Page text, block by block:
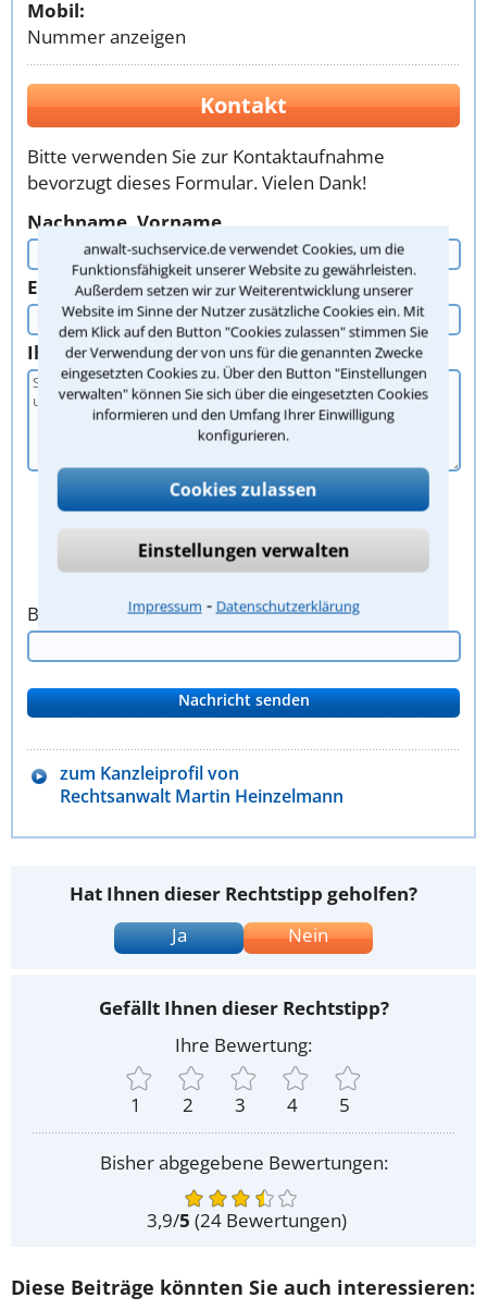
anwalt-suchservice.de verwendet Cookies, um die
Funktionsfähigkeit unserer Website zu gewährleisten.
Außerdem setzen wir zur Weiterentwicklung unserer
Website im Sinne der Nutzer zusätzliche Cookies ein. Mit
dem Klick auf den Button "Cookies zulassen" stimmen Sie
der Verwendung der von uns für die genannten Zwecke
eingesetzten Cookies zu. Über den Button "Einstellungen
verwalten" können Sie sich über die eingesetzten Cookies
informieren und den Umfang Ihrer Einwilligung
konfigurieren.
Cookies zulassen
Einstellungen verwalten
Impressum ⁃ Datenschutzerklärung
Mobil:
Nummer anzeigen
Kontakt
Bitte verwenden Sie zur Kontaktaufnahme
bevorzugt dieses Formular. Vielen Dank!
Nachname, Vorname
E-Mail oder Telefon
Ihr Anliegen
Bitte Sicherheitscode eingeben.
zum Kanzleiprofil von
Rechtsanwalt Martin Heinzelmann
Hat Ihnen dieser Rechtstipp geholfen?
Ja
Nein
Gefällt Ihnen dieser Rechtstipp?
Ihre Bewertung:
1 2 3 4 5
Bisher abgegebene Bewertungen:
3,9/5 (24Bewertungen)
Diese Beiträge könnten Sie auch interessieren: